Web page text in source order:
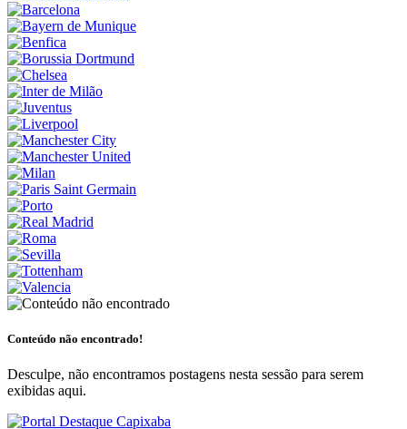
Conteúdo não encontrado!
Desculpe, não encontramos postagens nesta sessão para serem
exibidas aqui.